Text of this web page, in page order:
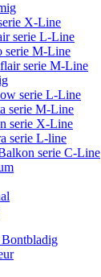
X-Line
serie L-Line
serie M-Line
serie M-Line
serie L-Line
serie M-Line
serie X-Line
serie L-line
serie C-Line
Bontbladig